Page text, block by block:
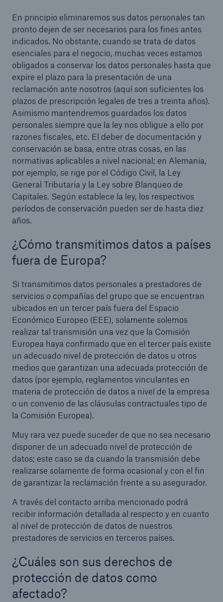
En principio eliminaremos sus datos personales tan
pronto dejen de ser necesarios para los fines antes
indicados. No obstante, cuando se trata de datos
esenciales para el negocio, muchas veces estamos
obligados a conservar los datos personales hasta que
expire el plazo para la presentación de una
reclamación ante nosotros (aquí son suficientes los
plazos de prescripción legales de tres a treinta años).
Asimismo mantendremos guardados los datos
personales siempre que la ley nos obligue a ello por
razones fiscales, etc. El deber de documentación y
conservación se basa, entre otras cosas, en las
normativas aplicables a nivel nacional; en Alemania,
por ejemplo, se rige por el Código Civil, la Ley
General Tributaria y la Ley sobre Blanqueo de
Capitales. Según establece la ley, los respectivos
períodos de conservación pueden ser de hasta diez
años.
¿Cómo transmitimos datos a países
fuera de Europa?
Si transmitimos datos personales a prestadores de
servicios o compañías del grupo que se encuentran
ubicados en un tercer país fuera del Espacio
Económico Europeo (EEE), solamente solemos
realizar tal transmisión una vez que la Comisión
Europea haya confirmado que en el tercer país existe
un adecuado nivel de protección de datos u otros
medios que garantizan una adecuada protección de
datos (por ejemplo, reglamentos vinculantes en
materia de protección de datos a nivel de la empresa
o un convenio de las cláusulas contractuales tipo de
la Comisión Europea).
Muy rara vez puede suceder de que no sea necesario
disponer de un adecuado nivel de protección de
datos; este caso se da cuando la transmisión debe
realizarse solamente de forma ocasional y con el fin
de garantizar la reclamación frente a su asegurador.
A través del contacto arriba mencionado podrá
recibir información detallada al respecto y en cuanto
al nivel de protección de datos de nuestros
prestadores de servicios en terceros países.
¿Cuáles son sus derechos de
protección de datos como
afectado?